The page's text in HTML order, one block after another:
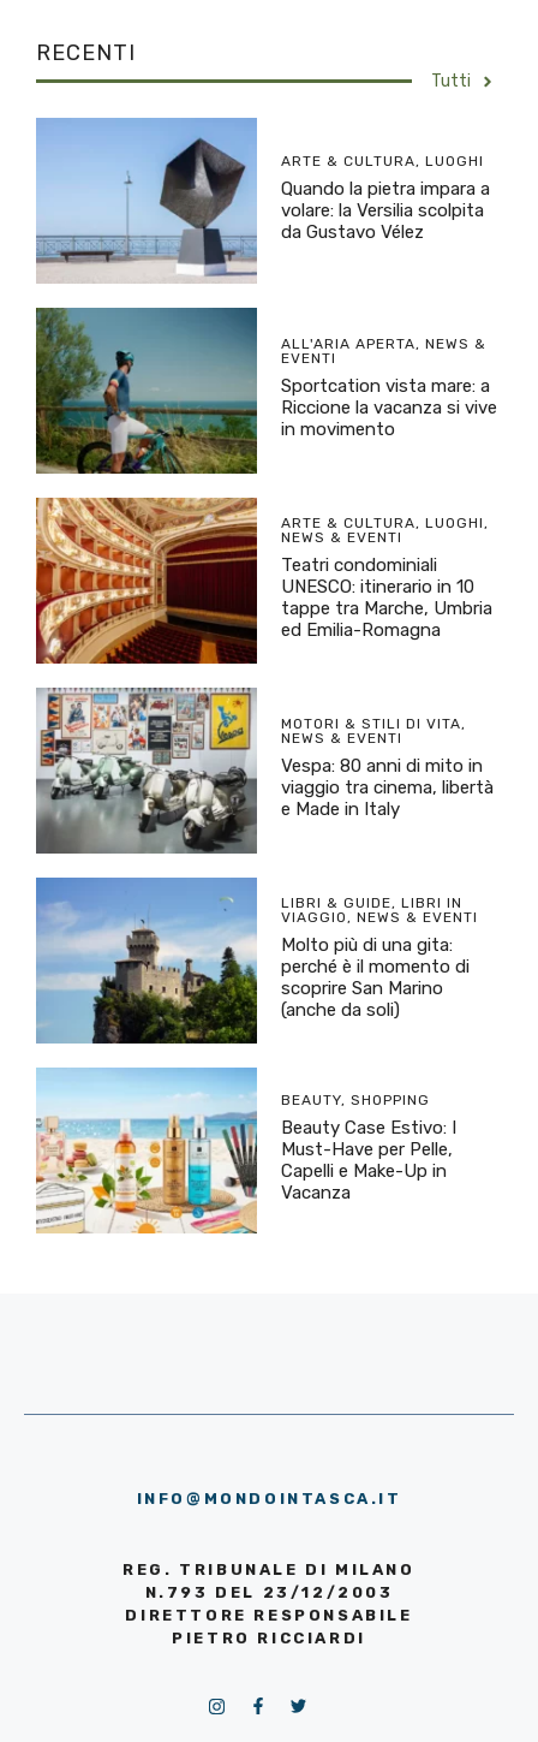
RECENTI
Tutti
ARTE & CULTURA, LUOGHI
Quando la pietra impara a
volare: la Versilia scolpita
da Gustavo Vélez
ALL'ARIA APERTA, NEWS &
EVENTI
Sportcation vista mare: a
Riccione la vacanza si vive
in movimento
ARTE & CULTURA, LUOGHI ,
NEWS & EVENTI
Teatri condominiali
UNESCO: itinerario in 10
tappe tra Marche, Umbria
ed Emilia-Romagna
MOTORI & STILI DI VITA,
NEWS & EVENTI
Vespa: 80 anni di mito in
viaggio tra cinema, libertà
e Made in Italy
LIBRI & GUIDE, LIBRI IN
VIAGGIO , NEWS & EVENTI
Molto più di una gita:
perché è il momento di
scoprire San Marino
(anche da soli)
BEAUTY, SHOPPING
Beauty Case Estivo: I
Must-Have per Pelle,
Capelli e Make-Up in
Vacanza
INFO@MONDOINTASCA.IT
REG. TRIBUNALE DI MILANO
N.793 DEL 23/12/2003
DIRETTORE RESPONSABILE
PIETRO RICCIARDI